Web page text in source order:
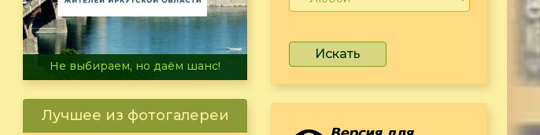
В огне не горит, в воде не тонет
Лучшее из фотогалереи
Искать